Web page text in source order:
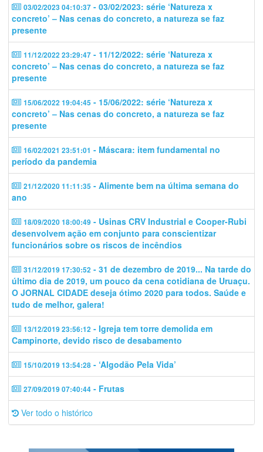
03/02/2023 04:10:37 - 03/02/2023: série ‘Natureza x
concreto’ – Nas cenas do concreto, a natureza se faz
presente
11/12/2022 23:29:47 - 11/12/2022: série ‘Natureza x
concreto’ – Nas cenas do concreto, a natureza se faz
presente
15/06/2022 19:04:45 - 15/06/2022: série ‘Natureza x
concreto’ – Nas cenas do concreto, a natureza se faz
presente
16/02/2021 23:51:01 - Máscara: item fundamental no
período da pandemia
21/12/2020 11:11:35 - Alimente bem na última semana do
ano
18/09/2020 18:00:49 - Usinas CRV Industrial e Cooper-Rubi
desenvolvem ação em conjunto para conscientizar
funcionários sobre os riscos de incêndios
31/12/2019 17:30:52 - 31 de dezembro de 2019... Na tarde do
último dia de 2019, um pouco da cena cotidiana de Uruaçu.
O JORNAL CIDADE deseja ótimo 2020 para todos. Saúde e
tudo de melhor, galera!
13/12/2019 23:56:12 - Igreja tem torre demolida em
Campinorte, devido risco de desabamento
15/10/2019 13:54:28 - ‘Algodão Pela Vida’
27/09/2019 07:40:44 - Frutas
Ver todo o histórico